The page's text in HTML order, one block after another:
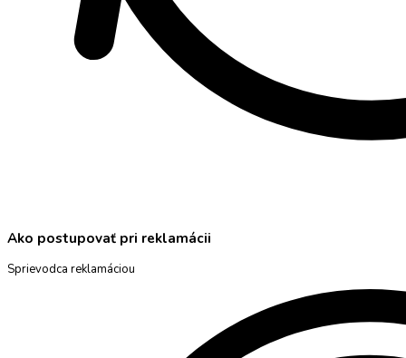
Ako postupovať pri reklamácii
Sprievodca reklamáciou